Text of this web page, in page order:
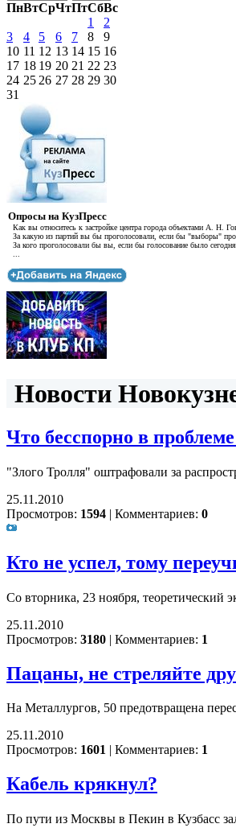
ПнВтСрЧтПтСбВс
1
2
3
4 5 6 7 8
9
10 11 12 13 14 15 16
17 18 19 20 21 22 23
24 25 26 27 28 29 30
31
Опросы на КузПресс
Как вы относитесь к застройке центра города объектами А. Н.
За какую из партий вы бы проголосовали, если бы "выборы"
За кого проголосовали бы вы, если бы голосование было
Новости
Что бесспорно в
"Злого Тролля" оштрафовали за
25.11.2010
Просмотров: 1594 | Комментариев: 0
Кто не успел, тому
Со вторника, 23 ноября, теоретический
25.11.2010
Просмотров: 3180 | Комментариев: 1
Пацаны, не стреляйте
На Металлургов, 50 предотвращена
25.11.2010
Просмотров: 1601 | Комментариев: 1
Кабель крякнул?
По пути из Москвы в Пекин в Кузбасс